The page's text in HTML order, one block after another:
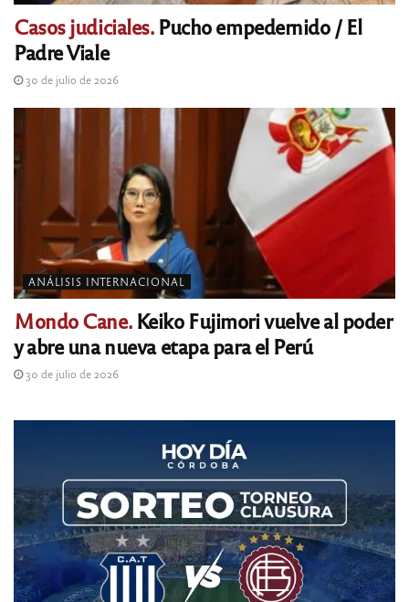
Casos judiciales.Pucho empedernido / El
Padre Viale
30 de julio de 2026
ANÁLISIS INTERNACIONAL
Mondo Cane.Keiko Fujimori vuelve al poder
y abre una nueva etapa para el Perú
30 de julio de 2026